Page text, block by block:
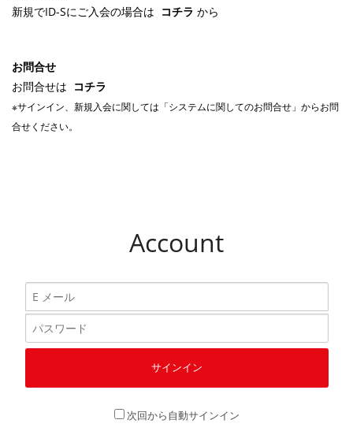
新規でID-Sにご入会の場合は コチラ から
お問合せ
お問合せは コチラ
※サインイン、新規入会に関しては「システムに関してのお問合せ」からお問
合せください。
Account
次回から自動サインイン